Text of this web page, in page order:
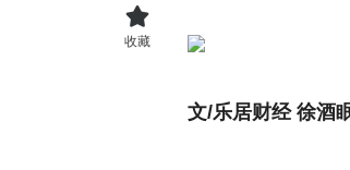
文/乐居财经 徐酒
收藏